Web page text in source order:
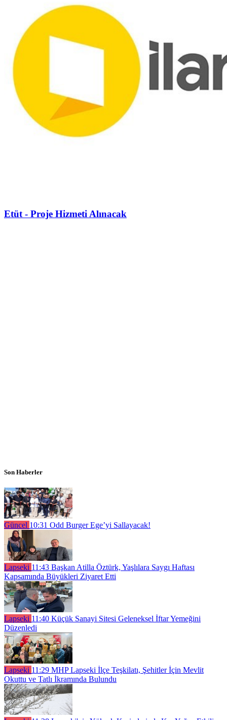
Etüt - Proje Hizmeti Alınacak
Son Haberler
Güncel 10:31 Odd Burger Ege’yi Sallayacak!
Lapseki 11:43 Başkan Atilla Öztürk, Yaşlılara Saygı Haftası
Kapsamında Büyükleri Ziyaret Etti
Lapseki 11:40 Küçük Sanayi Sitesi Geleneksel İftar Yemeğini
Düzenledi
Lapseki 11:29 MHP Lapseki İlçe Teşkilatı, Şehitler İçin Mevlit
Okuttu ve Tatlı İkramında Bulundu